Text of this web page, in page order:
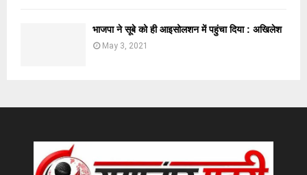
भाजपा ने सूबे को ही आइसोलशन में पहुंचा दिया : अखिलेश
May 3, 2021